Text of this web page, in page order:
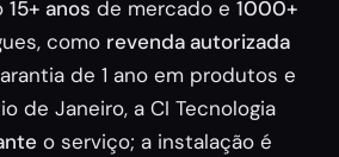
15+ anos de mercado e 1000+
como revenda autorizada
de 1 ano em produtos e
de Janeiro, a CI Tecnologia
o serviço; a instalação é